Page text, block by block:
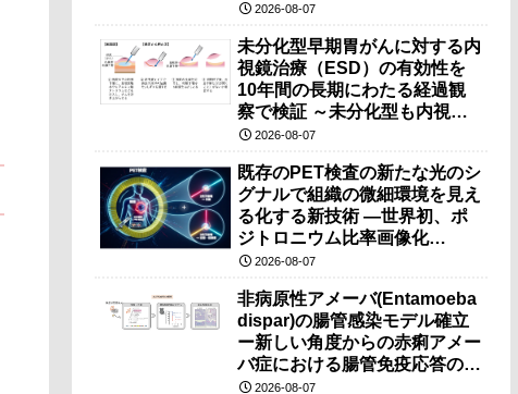
2026-08-07
未分化型早期胃がんに対する内
視鏡治療（ESD）の有効性を
10年間の長期にわたる経過観
察で検証 ～未分化型も内視鏡
治療で胃の温存が可能～
2026-08-07
既存のPET検査の新たな光のシ
グナルで組織の微細環境を見え
る化する新技術 ―世界初、ポ
ジトロニウム比率画像化
（PRI）の原理検証に成功―
2026-08-07
非病原性アメーバ(Entamoeba
dispar)の腸管感染モデル確立
ー新しい角度からの赤痢アメー
バ症における腸管免疫応答の理
解に期待ー
2026-08-07